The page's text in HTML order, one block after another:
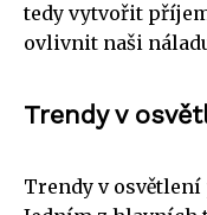
tedy vytvořit
ovlivnit naši
Trendy v
Trendy v